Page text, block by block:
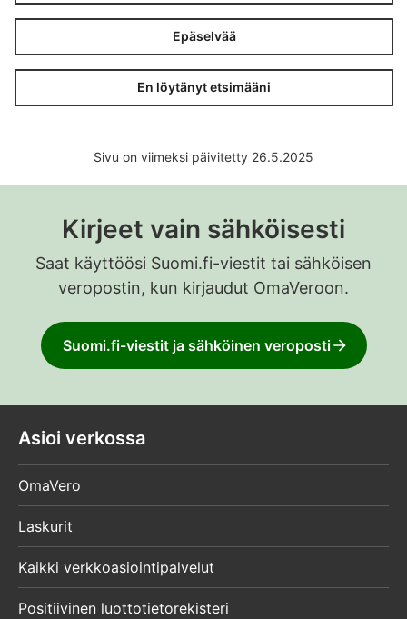
Epäselvää
En löytänyt etsimääni
Sivu on viimeksi päivitetty 26.5.2025
Kirjeet vain sähköisesti
Saat käyttöösi Suomi.fi-viestit tai sähköisen
veropostin, kun kirjaudut OmaVeroon.
Suomi.fi-viestit ja sähköinen veroposti
Asioi verkossa
OmaVero
Laskurit
Kaikki verkkoasiointipalvelut
Positiivinen luottotietorekisteri